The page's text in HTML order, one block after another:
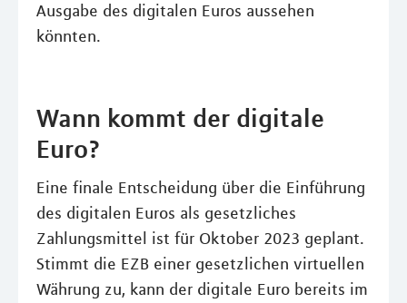
Ausgabe des digitalen Euros aussehen
könnten.
Wann kommt der digitale
Euro?
Eine finale Entscheidung über die Einführung
des digitalen Euros als gesetzliches
Zahlungsmittel ist für Oktober 2023 geplant.
Stimmt die EZB einer gesetzlichen virtuellen
Währung zu, kann der digitale Euro bereits im